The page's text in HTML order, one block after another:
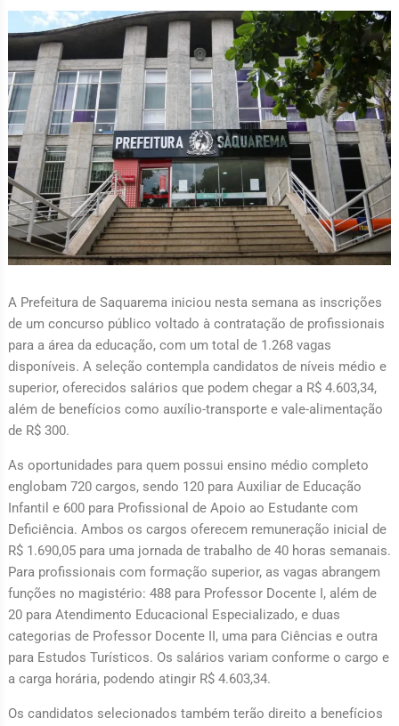
A Prefeitura de Saquarema iniciou nesta semana as inscrições
de um concurso público voltado à contratação de profissionais
para a área da educação, com um total de 1.268 vagas
disponíveis. A seleção contempla candidatos de níveis médio e
superior, oferecidos salários que podem chegar a R$ 4.603,34,
além de benefícios como auxílio-transporte e vale-alimentação
de R$ 300.
As oportunidades para quem possui ensino médio completo
englobam 720 cargos, sendo 120 para Auxiliar de Educação
Infantil e 600 para Profissional de Apoio ao Estudante com
Deficiência. Ambos os cargos oferecem remuneração inicial de
R$ 1.690,05 para uma jornada de trabalho de 40 horas semanais.
Para profissionais com formação superior, as vagas abrangem
funções no magistério: 488 para Professor Docente I, além de
20 para Atendimento Educacional Especializado, e duas
categorias de Professor Docente II, uma para Ciências e outra
para Estudos Turísticos. Os salários variam conforme o cargo e
a carga horária, podendo atingir R$ 4.603,34.
Os candidatos selecionados também terão direito a benefícios